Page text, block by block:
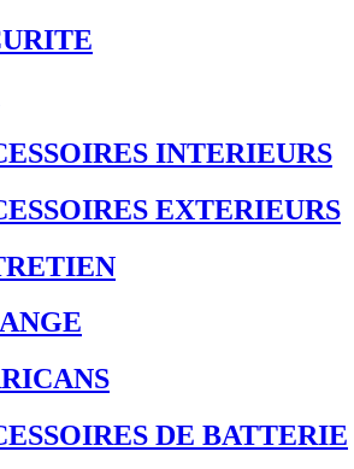
INTERIEURS
EXTERIEURS
DE BATTERIE